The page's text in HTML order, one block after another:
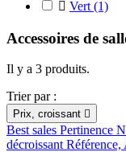
 Vert (1)
Accessoires de
Il y a 3 produits.
Trier par :
Prix, croissant 
Best sales Pertinence
décroissantRéférence,